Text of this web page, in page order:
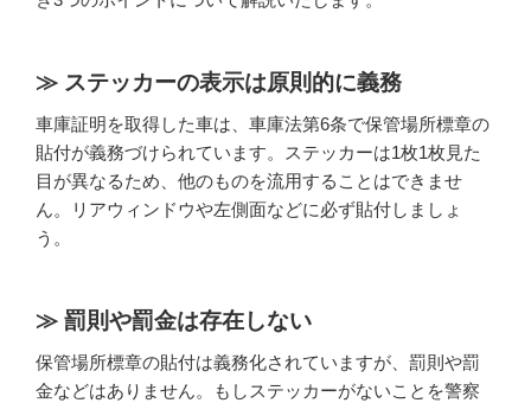
ステッカーの表示は原則的に義務
車庫証明を取得した車は、車庫法第6条で保管場所標章の
貼付が義務づけられています。ステッカーは1枚1枚見た
目が異なるため、他のものを流用することはできませ
ん。リアウィンドウや左側面などに必ず貼付しましょ
う。
罰則や罰金は存在しない
保管場所標章の貼付は義務化されていますが、罰則や罰
金などはありません。もしステッカーがないことを警察